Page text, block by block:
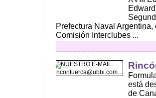
Prefectura Naval
Comisión Interclubes ...
está
de